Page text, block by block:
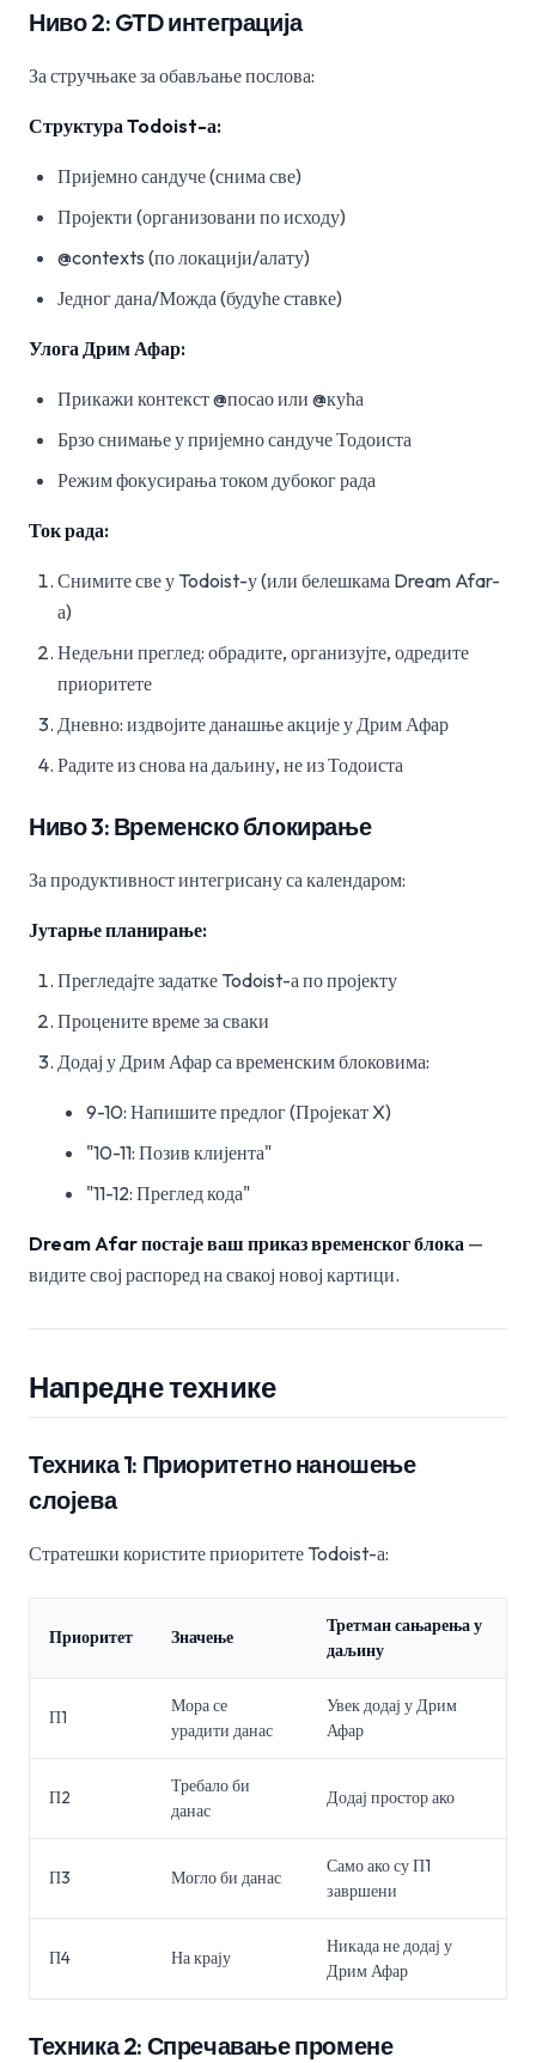
Ниво 2: GTD интеграција
За стручњаке за обављање послова:
Структура Todoist-а:
Пријемно сандуче (снима све)
Пројекти (организовани по исходу)
@contexts (по локацији/алату)
Једног дана/Можда (будуће ставке)
Улога Дрим Афар:
Прикажи контекст @посао или @кућа
Брзо снимање у пријемно сандуче Тодоиста
Режим фокусирања током дубоког рада
Ток рада:
Снимите све у Todoist-у (или белешкама Dream Afar-
а)
Недељни преглед: обрадите, организујте, одредите
приоритете
Дневно: издвојите данашње акције у Дрим Афар
Радите из снова на даљину, не из Тодоиста
Ниво 3: Временско блокирање
За продуктивност интегрисану са календаром:
Јутарње планирање:
Прегледајте задатке Todoist-а по пројекту
Процените време за сваки
Додај у Дрим Афар са временским блоковима:
9-10: Напишите предлог (Пројекат X)
"10-11: Позив клијента"
"11-12: Преглед кода"
Dream Afar постаје ваш приказ временског блока —
видите свој распоред на свакој новој картици.
Напредне технике
Техника 1: Приоритетно наношење
слојева
Стратешки користите приоритете Todoist-а:
Приоритет Значење
Третман сањарења у
даљину
П1
Мора се
урадити данас
Увек додај у Дрим
Афар
П2
Требало би
данас
Додај простор ако
П3 Могло би данас
Само ако су П1
завршени
П4 На крају
Никада не додај у
Дрим Афар
Техника 2: Спречавање промене